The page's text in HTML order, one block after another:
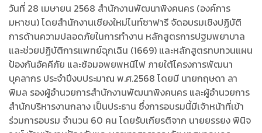
วันที่ 28 เมษายน 2568 สำนักงานพัฒนาพิงคนคร (องค์การ
มหาชน) โดยสำนักงานเชียงใหม่ไนท์ซาฟารี จัดอบรมเชิงปฏิบัติ
การด้านความปลอดภัยในการทำงาน หลักสูตรการปฐมพยาบาล
และช่วยปฏิบัติการแพทย์ฉุกเฉิน (1669) และหลักสูตรทบทวนแผน
ป้องกันอัคคีภัย และซ้อมอพยพหนีไฟ ภายใต้โครงการพัฒนา
บุคลากร ประจำปีงบประมาณ พ.ศ.2568 โดยมี นายกฤษดา ลา
พิมล รองผู้อำนวยการสำนักงานพัฒนาพิงคนคร และผู้อำนวยการ
สำนักบริหารงานกลาง เป็นประธาน ซึ่งการอบรมนี้มีเจ้าหน้าที่เข้า
ร่วมการอบรม จำนวน 60 คน โดยรับเกียรติจาก นายยรรยง พินิจ